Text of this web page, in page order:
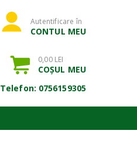
Autentificare în
CONTUL MEU
0,00 LEI
COȘUL MEU
Telefon: 0756159305